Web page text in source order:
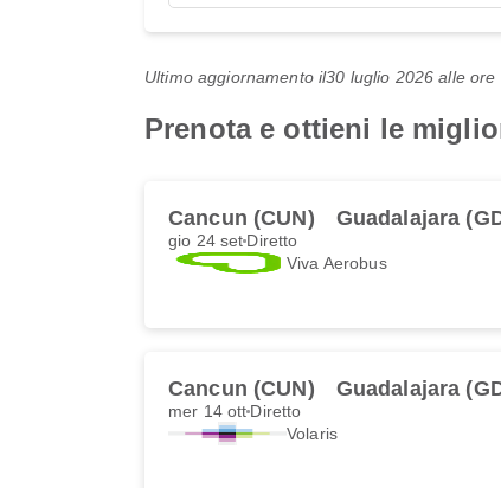
Ultimo aggiornamento il30 luglio 2026 alle ore
Prenota e ottieni le
Cancun (CUN) Guadalajara
gio 24 set Diretto
Viva Aerobus
Cancun (CUN) Guadalajara
mer 14 ott Diretto
Volaris